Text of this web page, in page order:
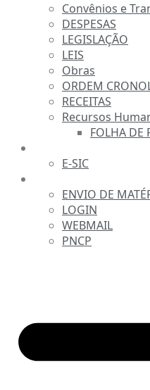
Convênios e
DESPESAS
LEGISLAÇÃO
LEIS
Obras
ORDEM
RECEITAS
Recursos
FOLHA DE
E-SIC
ENVIO DE
LOGIN
WEBMAIL
PNCP